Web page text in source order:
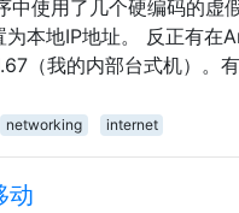
中使用了几个硬编码的虚
本地IP地址。 反正有在
（我的内部台式机）。
networking internet
动